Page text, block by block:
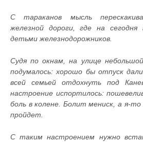
С тараканов мысль
железной дороги, где на сегодня
детьми железнодорожников.
Судя по окнам, на улице
подумалось: хорошо бы отпуск
всей семьей отдохнуть под
настроение испортилось:
боль в колене. Болит мениск, а я-то
пройдет.
С таким настроением нужно